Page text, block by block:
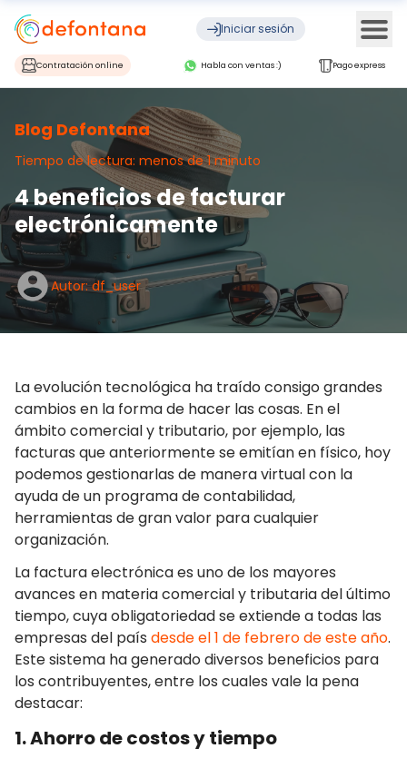
Iniciar sesión
Contratación online Habla con ventas :) Pago express
Blog Defontana
Tiempo de lectura: menos de 1 minuto
4 beneficios de facturar
electrónicamente
Autor: df_user
La evolución tecnológica ha traído consigo grandes
cambios en la forma de hacer las cosas. En el
ámbito comercial y tributario, por ejemplo, las
facturas que anteriormente se emitían en físico, hoy
podemos gestionarlas de manera virtual con la
ayuda de un programa de contabilidad,
herramientas de gran valor para cualquier
organización.
La factura electrónica es uno de los mayores
avances en materia comercial y tributaria del último
tiempo, cuya obligatoriedad se extiende a todas las
empresas del país desde el 1 de febrero de este año.
Este sistema ha generado diversos beneficios para
los contribuyentes, entre los cuales vale la pena
destacar:
1. Ahorro de costos y tiempo